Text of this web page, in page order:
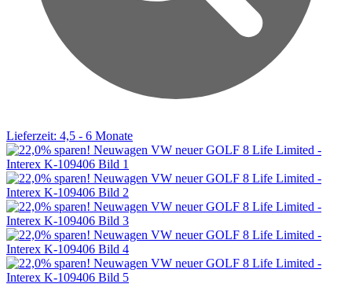
Lieferzeit: 4,5 - 6 Monate